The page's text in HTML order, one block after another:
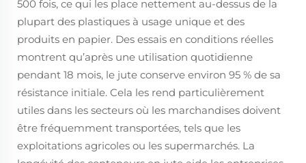
500 fois, ce qui les place nettement au-dessus de la
plupart des plastiques à usage unique et des
produits en papier. Des essais en conditions réelles
montrent qu’après une utilisation quotidienne
pendant 18 mois, le jute conserve environ 95 % de sa
résistance initiale. Cela les rend particulièrement
utiles dans les secteurs où les marchandises doivent
être fréquemment transportées, tels que les
exploitations agricoles ou les supermarchés. La